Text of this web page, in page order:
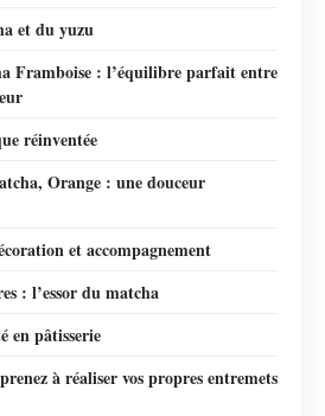
et du yuzu
Framboise : l’équilibre parfait entre
réinventée
Orange : une douceur
et accompagnement
: l’essor du matcha
en pâtisserie
à réaliser vos propres entremets